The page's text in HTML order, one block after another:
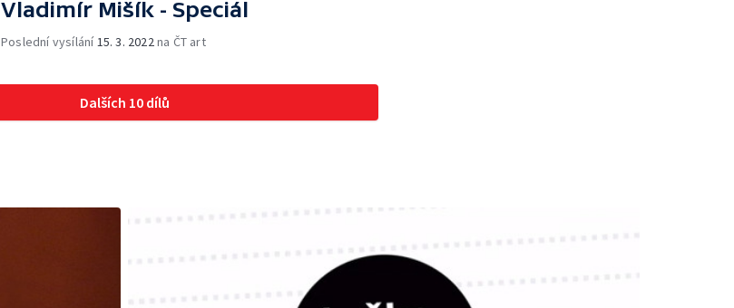
Vladimír Mišík - Speciál
Poslední vysílání 15. 3. 2022 na ČT art
Dalších 10 dílů